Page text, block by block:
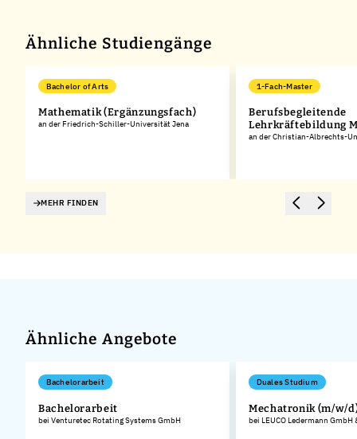
Ähnliche Studiengänge
Bachelor of Arts
Mathematik (Ergänzungsfach)
an der Friedrich-Schiller-Universität Jena
1-Fach-Master
Berufsbegleitende
Lehrkräftebildung
an der Christian-Albrechts-
MEHR FINDEN
Ähnliche Angebote
Bachelorarbeit
Bachelorarbeit
bei Venturetec Rotating Systems GmbH
Duales Studium
Mechatronik (m/w/
bei LEUCO Ledermann GmbH